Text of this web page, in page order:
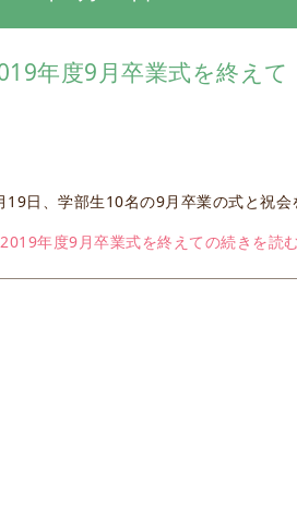
年度9月卒業式を終えて
19日、学部生10名の9月卒業の式と祝会
2019年度9月卒業式を終えての続きを読む